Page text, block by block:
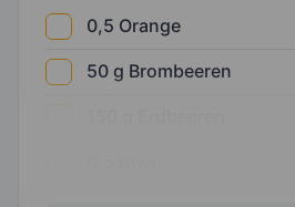
0,5 Orange
50 g Brombeeren